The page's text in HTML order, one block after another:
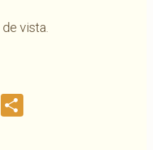
vista.